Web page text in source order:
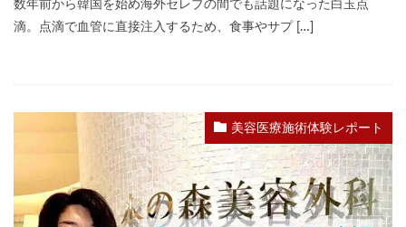
数年前から韓国を始め海外セレブの間でも話題になった白玉点
滴。点滴で血管に直接注入するため、食事やサプ […]
美容医療施術体験レポート